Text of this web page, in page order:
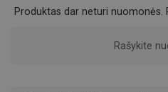
Produktas dar neturi nuomonės.
Rašykite